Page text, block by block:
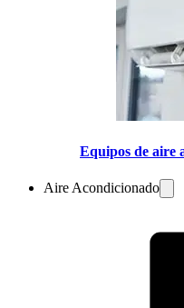
Equipos de aire
Aire Acondicionado